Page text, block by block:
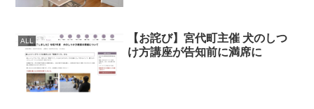
ALL
【お詫び】宮代町主催 犬のしつ
け方講座が告知前に満席に